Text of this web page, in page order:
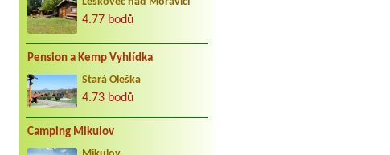
Leskovec nad Moravicí
4.77 bodů
Pension a Kemp Vyhlídka
Stará Oleška
4.73 bodů
Camping Mikulov